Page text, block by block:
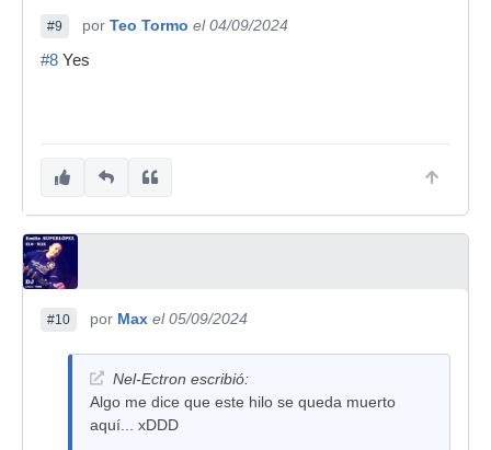
#9 por Teo Tormo el 04/09/2024
#8 Yes
#10 por Max el 05/09/2024
Nel-Ectron escribió:
Algo me dice que este hilo se queda muerto
aquí... xDDD